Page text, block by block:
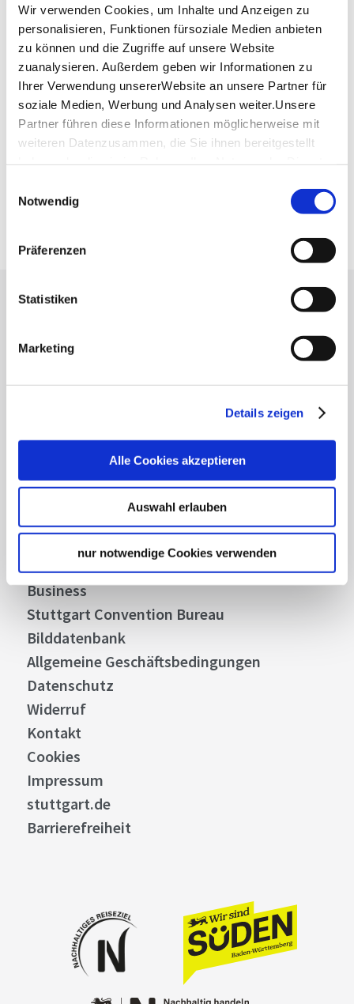
Wir verwenden Cookies, um Inhalte und Anzeigen zu
personalisieren, Funktionen fürsoziale Medien anbieten
zu können und die Zugriffe auf unsere Website
zuanalysieren. Außerdem geben wir Informationen zu
Ihrer Verwendung unsererWebsite an unsere Partner für
soziale Medien, Werbung und Analysen weiter.Unsere
Partner führen diese Informationen möglicherweise mit
weiteren Datenzusammen, die Sie ihnen bereitgestellt
Impressum
Notwendig
Präferenzen
Statistiken
Marketing
Details zeigen
Alle Cookies akzeptieren
Auswahl erlauben
nur notwendige Cookies verwenden
Mail:touristik@schillerstadt-marbach.de
Website:
www.schillerstadt-marbach.de
Planen Sie Ihre Anreise
Verkehrs- und Tarifverbund Stuttgart GmbH
Fahrplanauskunft des VVS
Deutsche Bahn AG
Google Maps
Lassen Sie sich inspirieren!
Mit unserem Newsletter bleiben Sie zu Events,
Highlights und aktuellen Angeboten in
Presse
Business
Stuttgart Convention Bureau
Bilddatenbank
Allgemeine Geschäftsbedingungen
Datenschutz
Widerruf
Kontakt
Cookies
Impressum
stuttgart.de
Barrierefreiheit